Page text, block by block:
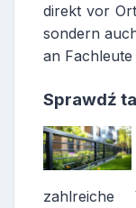
direkt vor
sondern
an
Sprawdź